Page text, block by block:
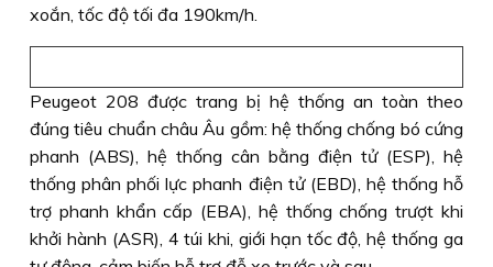
xoắn, tốc độ tối đa 190km/h.
Peugeot 208 được trang bị hệ thống an toàn theo
đúng tiêu chuẩn châu Âu gồm: hệ thống chống bó cứng
phanh (ABS), hệ thống cân bằng điện tử (ESP), hệ
thống phân phối lực phanh điện tử (EBD), hệ thống hỗ
trợ phanh khẩn cấp (EBA), hệ thống chống trượt khi
khởi hành (ASR), 4 túi khi, giới hạn tốc độ, hệ thống ga